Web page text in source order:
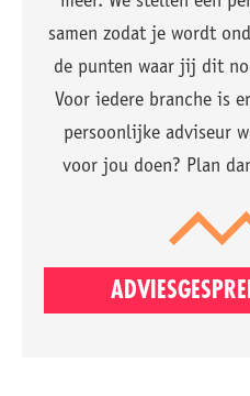
samen zodat je wordt
de punten waar jij dit
Voor iedere branche is
persoonlijke adviseur
voor jou doen? Plan